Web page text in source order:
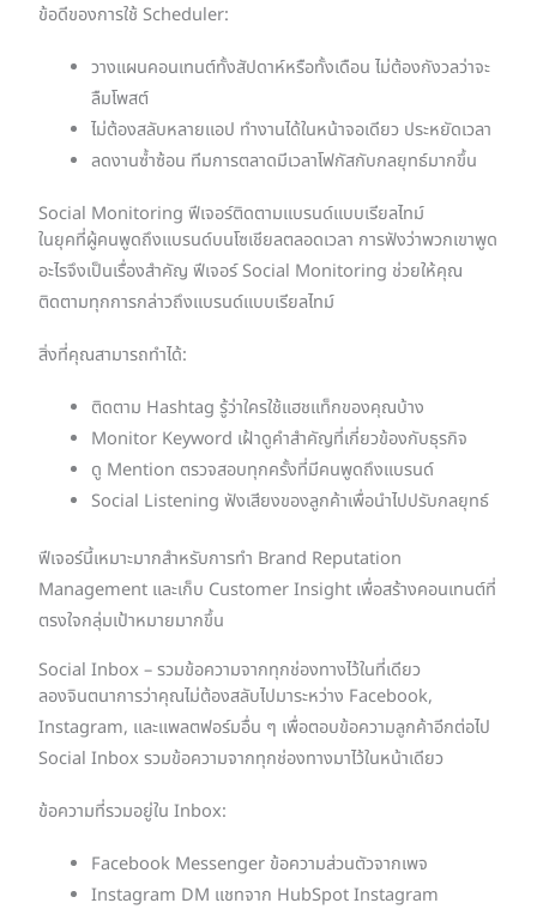
ข้อดีของการใช้ Scheduler:
วางแผนคอนเทนต์ทั้งสัปดาห์หรือทั้งเดือน ไม่ต้องกังวลว่าจะ
ลืมโพสต์
ไม่ต้องสลับหลายแอป ทำงานได้ในหน้าจอเดียว ประหยัดเวลา
ลดงานซ้ำซ้อน ทีมการตลาดมีเวลาโฟกัสกับกลยุทธ์มากขึ้น
Social Monitoring ฟีเจอร์ติดตามแบรนด์แบบเรียลไทม์
ในยุคที่ผู้คนพูดถึงแบรนด์บนโซเชียลตลอดเวลา การฟังว่าพวกเขาพูด
อะไรจึงเป็นเรื่องสำคัญ ฟีเจอร์ Social Monitoring ช่วยให้คุณ
ติดตามทุกการกล่าวถึงแบรนด์แบบเรียลไทม์
สิ่งที่คุณสามารถทำได้:
ติดตาม Hashtag รู้ว่าใครใช้แฮชแท็กของคุณบ้าง
Monitor Keyword เฝ้าดูคำสำคัญที่เกี่ยวข้องกับธุรกิจ
ดู Mention ตรวจสอบทุกครั้งที่มีคนพูดถึงแบรนด์
Social Listening ฟังเสียงของลูกค้าเพื่อนำไปปรับกลยุทธ์
ฟีเจอร์นี้เหมาะมากสำหรับการทำ Brand Reputation
Management และเก็บ Customer Insight เพื่อสร้างคอนเทนต์ที่
ตรงใจกลุ่มเป้าหมายมากขึ้น
Social Inbox – รวมข้อความจากทุกช่องทางไว้ในที่เดียว
ลองจินตนาการว่าคุณไม่ต้องสลับไปมาระหว่าง Facebook,
Instagram, และแพลตฟอร์มอื่น ๆ เพื่อตอบข้อความลูกค้าอีกต่อไป
Social Inbox รวมข้อความจากทุกช่องทางมาไว้ในหน้าเดียว
ข้อความที่รวมอยู่ใน Inbox:
Facebook Messenger ข้อความส่วนตัวจากเพจ
Instagram DM แชทจาก HubSpot Instagram